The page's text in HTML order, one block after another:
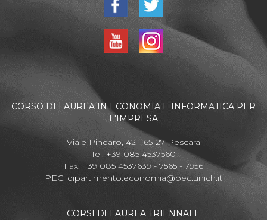
CORSO DI LAUREA IN ECONOMIA E INFORMATICA PER
L'IMPRESA
Viale Pindaro, 42 - 65127 Pescara
Tel: +39 085 4537560
Fax: +39 085 4537639 - 7565 - 7956
PEC: dipartimento.economia@pec.unich.it
CORSI DI LAUREA TRIENNALE